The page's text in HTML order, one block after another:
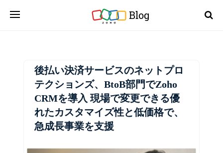
Blog
後払い決済サービスのネットプロ
テクションズ、BtoB部門でZoho
CRMを導入 現場で変更できる優
れたカスタマイズ性と低価格で、
急成長事業を支援